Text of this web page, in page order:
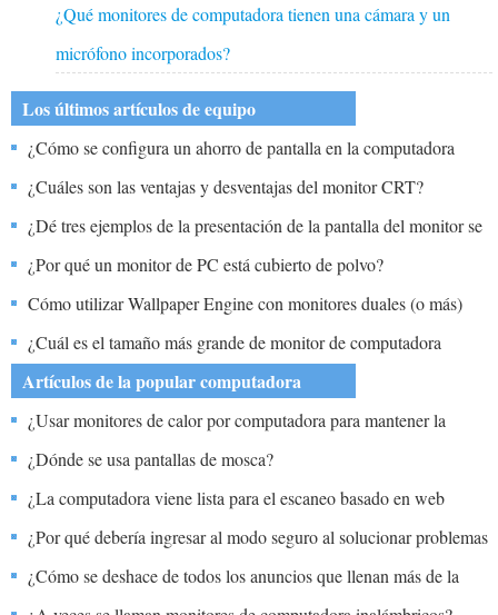
¿Qué monitores de computadora tienen una cámara y un
micrófono incorporados?
Los últimos artículos de equipo
¿Cómo se configura un ahorro de pantalla en la computadora
Toshiba?
¿Cuáles son las ventajas y desventajas del monitor CRT?
¿Dé tres ejemplos de la presentación de la pantalla del monitor se
miden los tamaños?
¿Por qué un monitor de PC está cubierto de polvo?
Cómo utilizar Wallpaper Engine con monitores duales (o más)
¿Cuál es el tamaño más grande de monitor de computadora
disponible para comprar hoy?
Artículos de la popular computadora
¿Usar monitores de calor por computadora para mantener la
longevidad?
¿Dónde se usa pantallas de mosca?
¿La computadora viene lista para el escaneo basado en web
iPERMS?
¿Por qué debería ingresar al modo seguro al solucionar problemas
con un monitor en Windows XP?
¿Cómo se deshace de todos los anuncios que llenan más de la
mitad de su computadora?